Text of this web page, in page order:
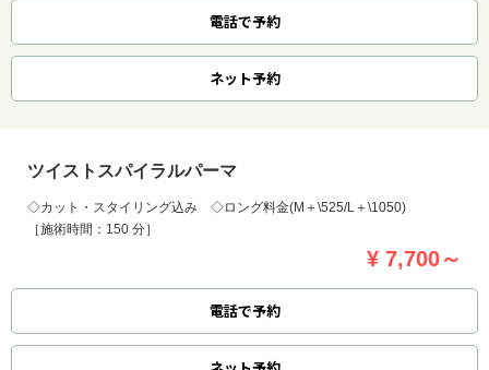
電話で予約
ネット予約
ツイストスパイラルパーマ
◇カット・スタイリング込み ◇ロング料金(M＋\525/L＋\1050)
［施術時間：150 分］
¥ 7,700～
電話で予約